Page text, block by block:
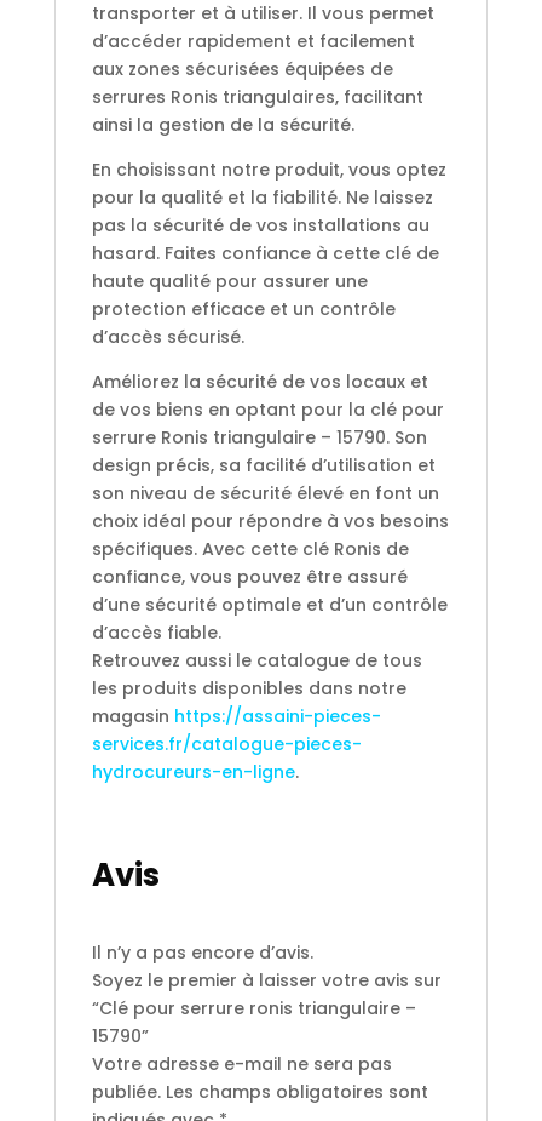
transporter et à utiliser. Il vous permet
d’accéder rapidement et facilement
aux zones sécurisées équipées de
serrures Ronis triangulaires, facilitant
ainsi la gestion de la sécurité.
En choisissant notre produit, vous optez
pour la qualité et la fiabilité. Ne laissez
pas la sécurité de vos installations au
hasard. Faites confiance à cette clé de
haute qualité pour assurer une
protection efficace et un contrôle
d’accès sécurisé.
Améliorez la sécurité de vos locaux et
de vos biens en optant pour la clé pour
serrure Ronis triangulaire – 15790. Son
design précis, sa facilité d’utilisation et
son niveau de sécurité élevé en font un
choix idéal pour répondre à vos besoins
spécifiques. Avec cette clé Ronis de
confiance, vous pouvez être assuré
d’une sécurité optimale et d’un contrôle
d’accès fiable.
Retrouvez aussi le catalogue de tous
les produits disponibles dans notre
magasin https://assaini-pieces-
services.fr/catalogue-pieces-
hydrocureurs-en-ligne.
Avis
Il n’y a pas encore d’avis.
Soyez le premier à laisser votre avis sur
“Clé pour serrure ronis triangulaire –
15790”
Votre adresse e-mail ne sera pas
publiée. Les champs obligatoires sont